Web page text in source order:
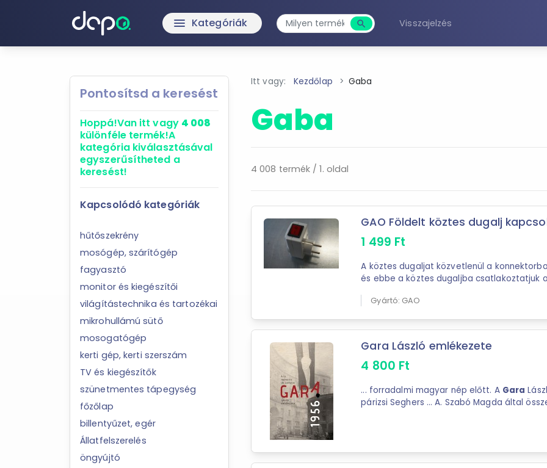
menu Kategóriák search
Keresés
Visszajelzés
Pontosítsd a keresést
Hoppá!Van itt vagy 4 008
különféle termék!A
kategória kiválasztásával
egyszerűsítheted a
keresést!
Kapcsolódó kategóriák
hűtőszekrény
mosógép, szárítógép
fagyasztó
monitor és kiegészítői
világítástechnika és tartozékai
mikrohullámú sütő
mosogatógép
kerti gép, kerti szerszám
TV és kiegészítők
szünetmentes tápegység
főzőlap
billentyűzet, egér
Állatfelszerelés
öngyújtó
Itt vagy: Kezdőlap Gaba
Gaba
4 008 termék / 1. oldal
GAO Földelt köztes dugalj
1 499 Ft
A köztes dugaljat közvetlenül a
és ebbe a köztes dugaljba csatlakoztatjuk
Gyártó: GAO
Gara László emlékezete
4 800 Ft
... forradalmi magyar nép előtt. A Gara
párizsi Seghers ... A. Szabó Magda által